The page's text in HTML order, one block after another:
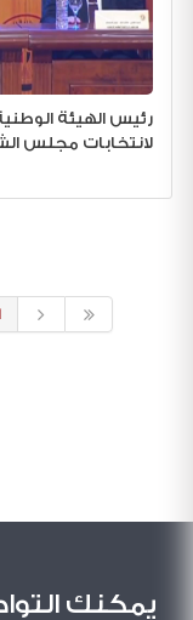
رئيس الهيئة
لانتخابات مجلس الشيوخ 2025
1
يمكنك